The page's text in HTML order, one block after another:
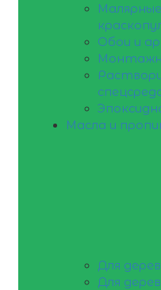
Обои и
Масла и
Для
Для